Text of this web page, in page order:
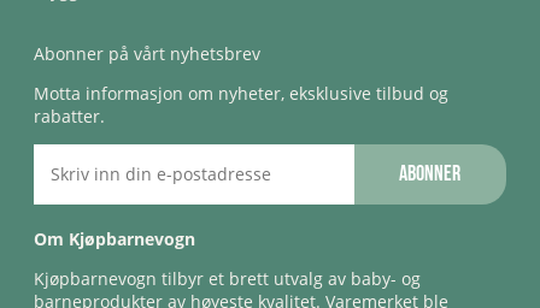
Abonner på vårt nyhetsbrev
Motta informasjon om nyheter, eksklusive tilbud og
rabatter.
Abonner
Om Kjøpbarnevogn
Kjøpbarnevogn tilbyr et brett utvalg av baby- og
barneprodukter av høyeste kvalitet. Varemerket ble